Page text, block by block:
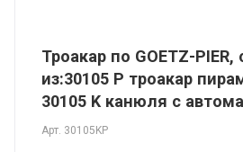
Троакар по GOETZ-
из:30105 P троакар
30105 K канюля с
Арт. 30105KP